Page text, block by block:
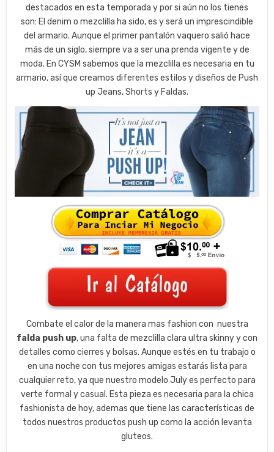
destacados en esta temporada y por si aún no los tienes
son: El denim o mezclilla ha sido, es y será un imprescindible
del armario. Aunque el primer pantalón vaquero salió hace
más de un siglo, siempre va a ser una prenda vigente y de
moda. En CYSM sabemos que la mezclilla es necesaria en tu
armario, así que creamos diferentes estilos y diseños de Push
up Jeans, Shorts y Faldas.
Combate el calor de la manera mas fashion con nuestra
falda push up, una falta de mezclilla clara ultra skinny y con
detalles como cierres y bolsas. Aunque estés en tu trabajo o
en una noche con tus mejores amigas estarás lista para
cualquier reto, ya que nuestro modelo July es perfecto para
verte formal y casual. Esta pieza es necesaria para la chica
fashionista de hoy, ademas que tiene las características de
todos nuestros productos push up como la acción levanta
gluteos.